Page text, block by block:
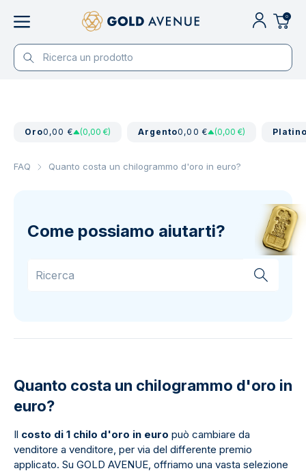
0
Oro0,00 € (0,00 €) Argento0,00 € (0,00 €)
FAQ Quanto costa un chilogrammo d'oro in euro?
Come possiamo aiutarti?
Quanto costa un chilogrammo d'oro in
euro?
Il costo di 1 chilo d'oro in euro può cambiare da
venditore a venditore, per via del differente premio
applicato. Su GOLD AVENUE, offriamo una vasta selezione